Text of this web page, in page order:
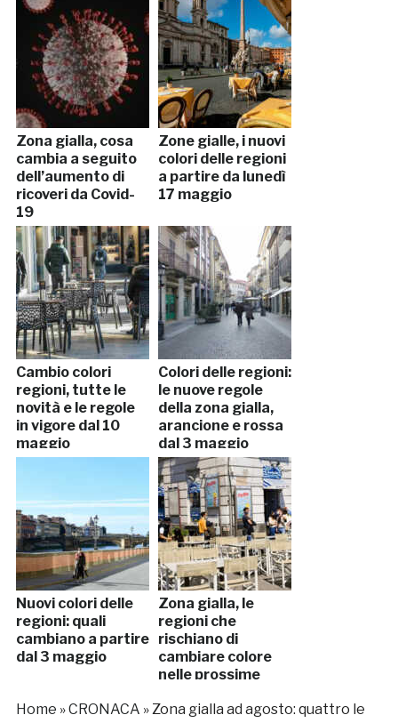
Zona gialla, cosa
cambia a seguito
dell’aumento di
ricoveri da Covid-
19
Zone gialle, i nuovi
colori delle regioni
a partire da lunedì
17 maggio
Cambio colori
regioni, tutte le
novità e le regole
in vigore dal 10
maggio
Colori delle regioni:
le nuove regole
della zona gialla,
arancione e rossa
dal 3 maggio
Nuovi colori delle
regioni: quali
cambiano a partire
dal 3 maggio
Zona gialla, le
regioni che
rischiano di
cambiare colore
nelle prossime
Home »CRONACA »Zona gialla ad agosto: quattro le